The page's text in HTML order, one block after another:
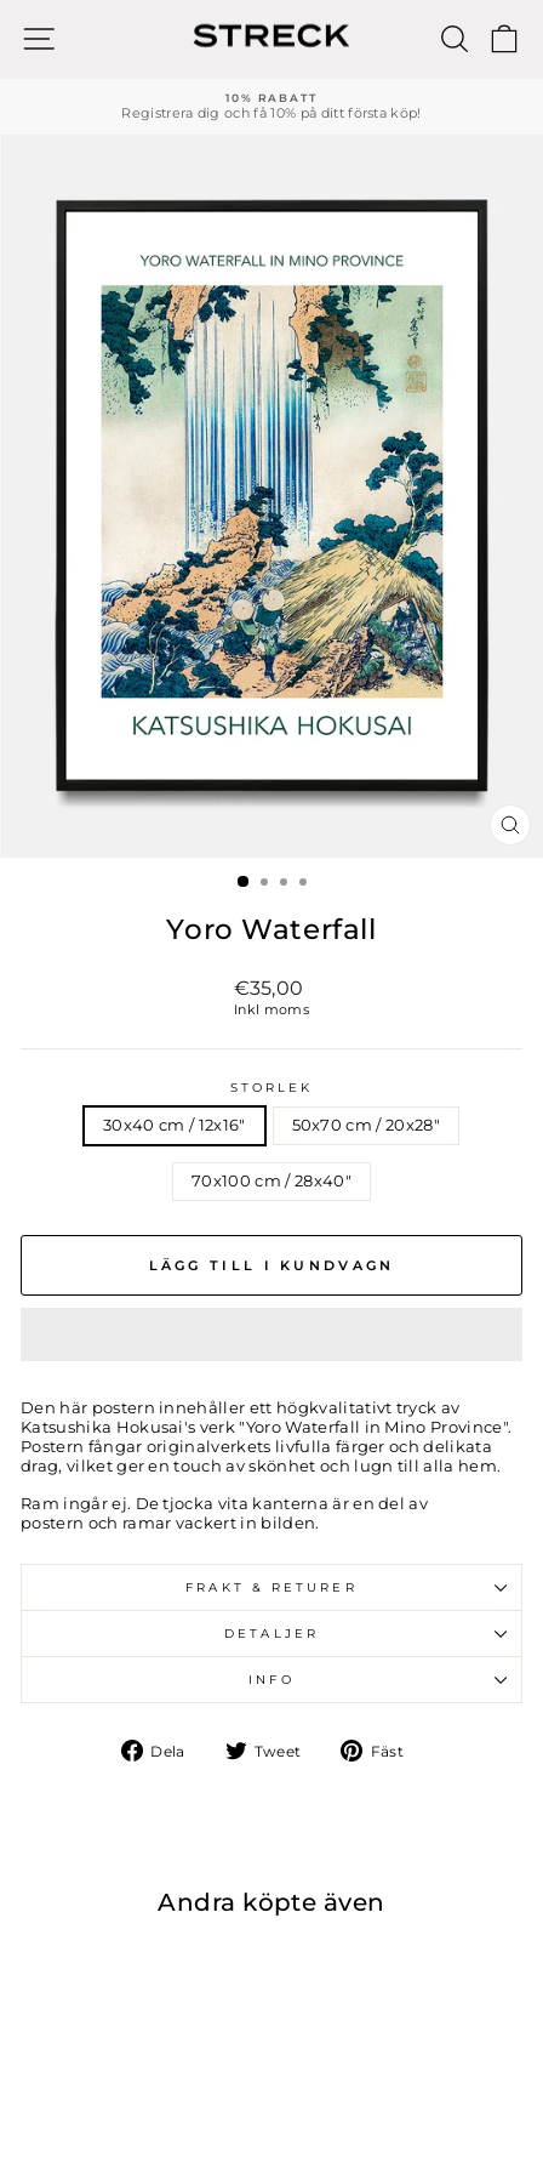
innehållet
WEBBPLATSNAVIGERING SÖK
Pausa
10% RABATT
Registrera dig och få 10% på ditt första köp!
Yoro Waterfall
Vanligt
pris
€35,00
Inkl moms
STORLEK
30x40 cm / 12x16″ 50x70 cm / 20x28″
70x100 cm / 28x40″
LÄGG TILL I KUNDVAGN
Den här postern innehåller ett högkvalitativt tryck av
Katsushika Hokusai's verk "Yoro Waterfall in Mino Province".
Postern fångar originalverkets livfulla färger och delikata
drag, vilket ger en touch av skönhet och lugn till alla hem.
Ram ingår ej. De tjocka vita kanterna är en del av
postern och ramar vackert in bilden.
FRAKT & RETURER
DETALJER
INFO
Dela
Dela
Tweet
Tweet Fäst
Andra köpte även